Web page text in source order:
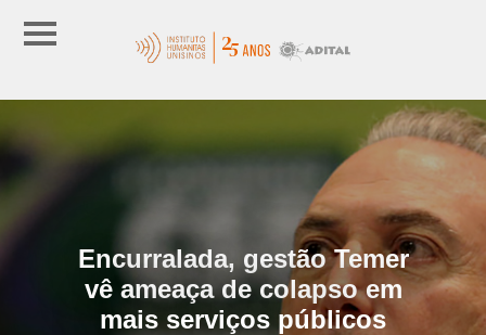
Encurralada, gestão Temer
vê ameaça de colapso em
mais serviços públicos